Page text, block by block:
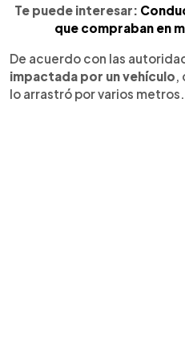
Te puede interesar:
que compraban en
De acuerdo con las
impactada por un vehículo,
lo arrastró por varios metros.